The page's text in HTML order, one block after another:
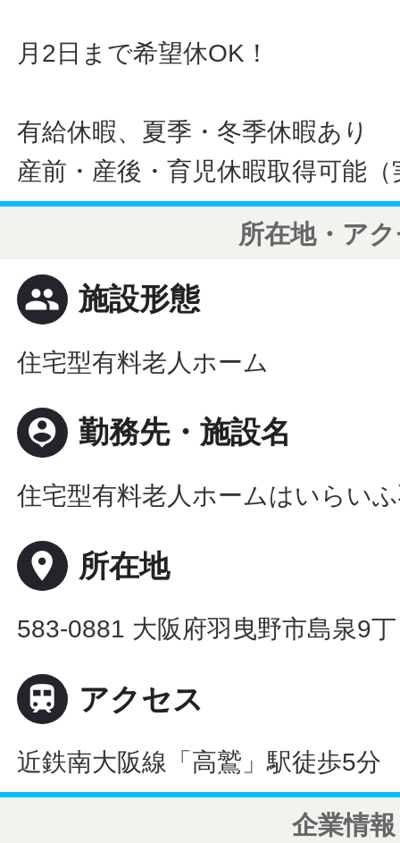
月2日まで希望休OK！
有給休暇、夏季・冬季休暇あり
産前・産後・育児休暇取得可能
所在地・ア
people 施設形態
住宅型有料老人ホーム
person_pin 勤務先・施設名
住宅型有料老人ホームはいらい
place 所在地
583-0881 大阪府羽曳野市島泉9
 アクセス
近鉄南大阪線「高鷲」駅徒歩5分
企業情報